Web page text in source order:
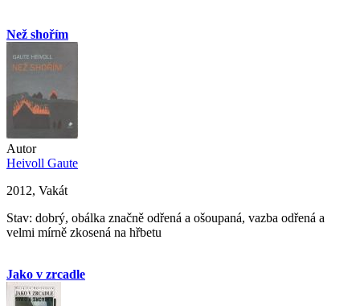
Než shořím
Autor
Heivoll Gaute
2012, Vakát
Stav: dobrý, obálka značně odřená a ošoupaná, vazba odřená a
velmi mírně zkosená na hřbetu
Jako v zrcadle